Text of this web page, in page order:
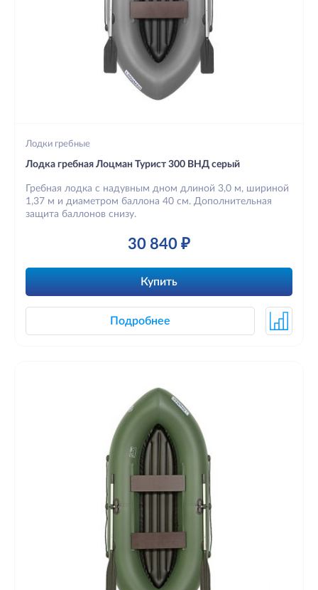
Лодки гребные
Лодка гребная Лоцман Турист 300 ВНД серый
Гребная лодка с надувным дном длиной 3,0 м, шириной
1,37 м и диаметром баллона 40 см. Дополнительная
защита баллонов снизу.
30 840 ₽
Купить
Подробнее